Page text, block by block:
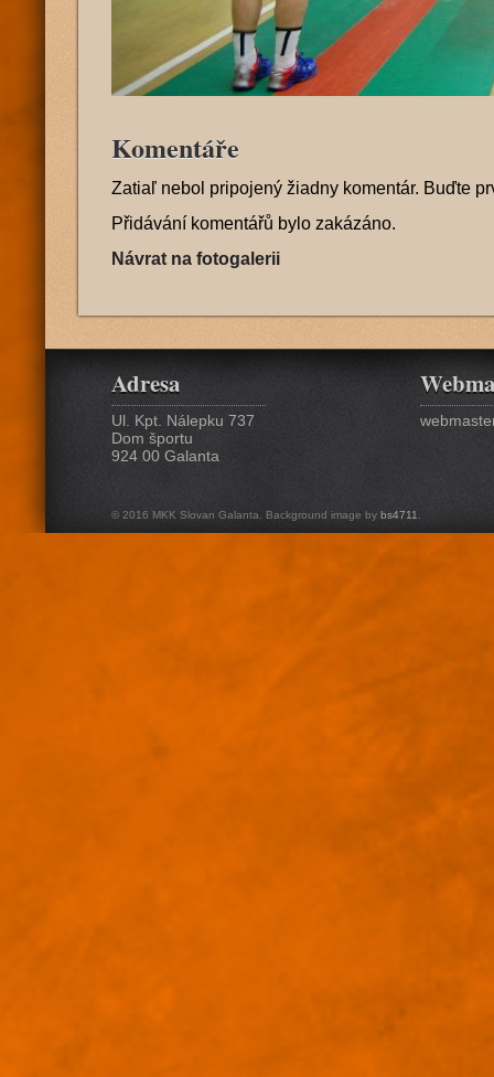
Komentáře
Zatiaľ nebol pripojený žiadny komentár. Buďte
Přidávání komentářů bylo zakázáno.
Návrat na fotogalerii
Adresa
Ul. Kpt. Nálepku 737
Dom športu
924 00 Galanta
© 2016 MKK Slovan Galanta. Background image by bs4711